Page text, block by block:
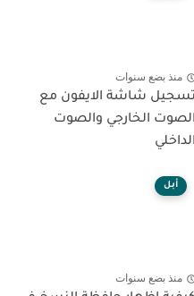
منذ بضع سنوات
تسجيل شاشة الايفون مع
الصوت الخارجي والصوت
الداخلي
أبل
منذ بضع سنوات